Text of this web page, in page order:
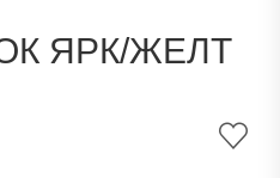
ЯРК/ЖЕЛТ